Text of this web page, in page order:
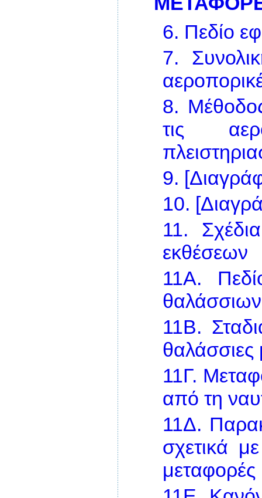
6. Πεδίο
7.
8.
τις
9.
10.
11.
εκθέσεων
11Α.
11Β.
θαλάσσιες
11Γ.
από τη
11Δ.
σχετικά
μεταφορές